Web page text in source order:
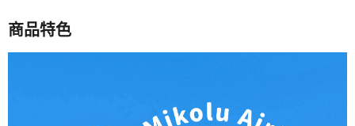
商品特色